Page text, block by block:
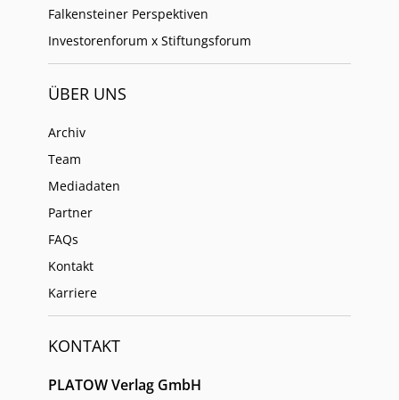
Falkensteiner Perspektiven
Investorenforum x Stiftungsforum
ÜBER UNS
Archiv
Team
Mediadaten
Partner
FAQs
Kontakt
Karriere
KONTAKT
PLATOW Verlag GmbH